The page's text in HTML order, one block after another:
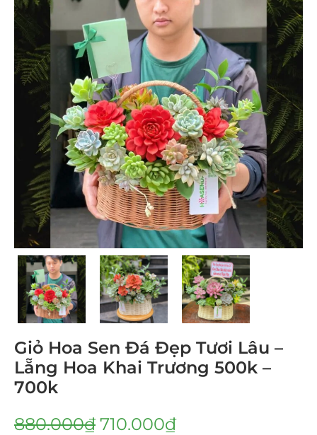
Giỏ Hoa Sen Đá Đẹp Tươi Lâu –
Lẵng Hoa Khai Trương 500k –
700k
880.000₫ 710.000₫